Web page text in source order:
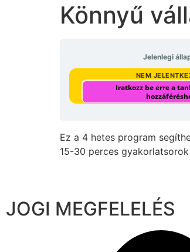
Könnyű
Jelenlegi
NEM
Iratkozz be erre a
Ez a 4 hetes program
15-30 perces
JOGI MEGFELELÉS